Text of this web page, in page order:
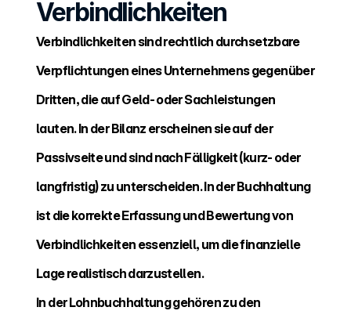
Verbindlichkeiten
Verbindlichkeiten sind rechtlich durchsetzbare
Verpflichtungen eines Unternehmens gegenüber
Dritten, die auf Geld- oder Sachleistungen
lauten. In der Bilanz erscheinen sie auf der
Passivseite und sind nach Fälligkeit (kurz- oder
langfristig) zu unterscheiden. In der Buchhaltung
ist die korrekte Erfassung und Bewertung von
Verbindlichkeiten essenziell, um die finanzielle
Lage realistisch darzustellen.
In der Lohnbuchhaltung gehören zu den